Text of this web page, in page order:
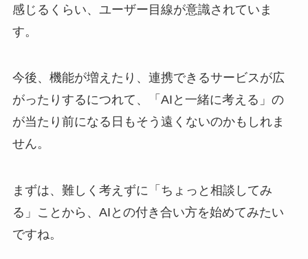
感じるくらい、ユーザー目線が意識されていま
す。
今後、機能が増えたり、連携できるサービスが広
がったりするにつれて、「AIと一緒に考える」の
が当たり前になる日もそう遠くないのかもしれま
せん。
まずは、難しく考えずに「ちょっと相談してみ
る」ことから、AIとの付き合い方を始めてみたい
ですね。